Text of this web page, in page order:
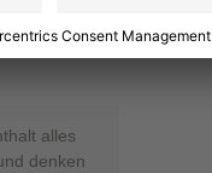
alles
denken